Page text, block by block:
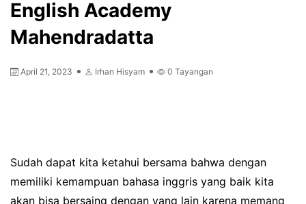
English Academy
Mahendradatta
April 21, 2023 Irhan Hisyam 0 Tayangan
Sudah dapat kita ketahui bersama bahwa dengan
memiliki kemampuan bahasa inggris yang baik kita
akan bisa bersaing dengan yang lain karena memang